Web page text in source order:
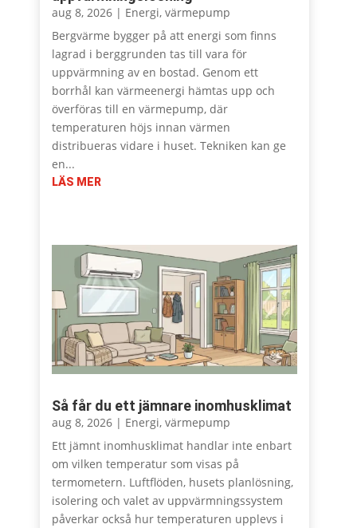
aug 8, 2026| Energi, värmepump
Bergvärme bygger på att energi som finns
lagrad i berggrunden tas till vara för
uppvärmning av en bostad. Genom ett
borrhål kan värmeenergi hämtas upp och
överföras till en värmepump, där
temperaturen höjs innan värmen
distribueras vidare i huset. Tekniken kan ge
en...
LÄS MER
Så får du ett jämnare inomhusklimat
aug 8, 2026| Energi, värmepump
Ett jämnt inomhusklimat handlar inte enbart
om vilken temperatur som visas på
termometern. Luftflöden, husets planlösning,
isolering och valet av uppvärmningssystem
påverkar också hur temperaturen upplevs i